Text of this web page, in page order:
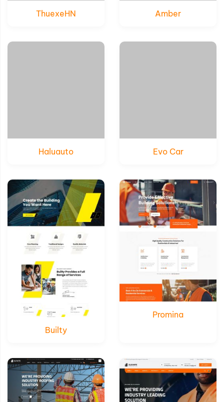
ThuexeHN Amber
Haluauto Evo Car
Chi tiết
Builty
Chi tiết
Promina
Chi tiết Chi tiết